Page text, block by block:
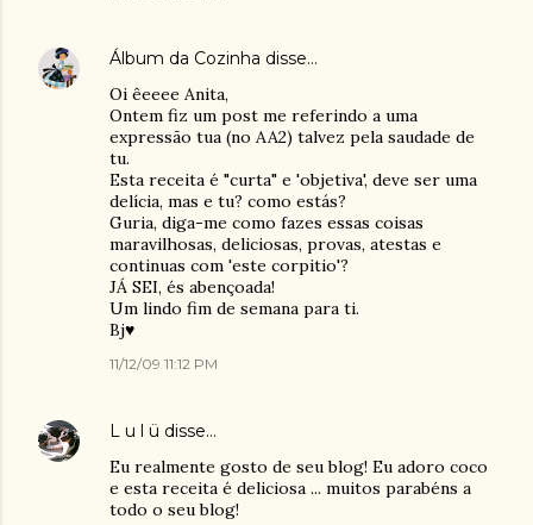
Álbum da Cozinha disse…
Oi êeeee Anita,
Ontem fiz um post me referindo a uma
expressão tua (no AA2) talvez pela saudade de
tu.
Esta receita é "curta" e 'objetiva', deve ser uma
delícia, mas e tu? como estás?
Guria, diga-me como fazes essas coisas
maravilhosas, deliciosas, provas, atestas e
continuas com 'este corpitio'?
JÁ SEI, és abençoada!
Um lindo fim de semana para ti.
Bj♥
11/12/09 11:12 PM
L u l ü disse…
Eu realmente gosto de seu blog! Eu adoro coco
e esta receita é deliciosa ... muitos parabéns a
todo o seu blog!